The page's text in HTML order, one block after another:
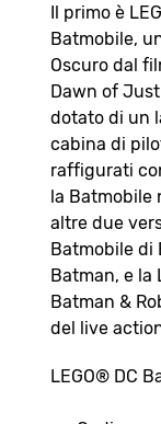
Il primo è
Batmobile,
Oscuro dal
Dawn of
dotato di un
cabina di
raffigurati
la Batmobile
altre due
Batmobile di
Batman, e la
Batman &
del live
LEGO® DC